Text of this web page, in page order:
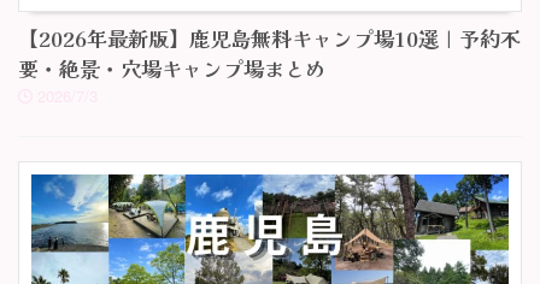
【2026年最新版】鹿児島無料キャンプ場10選｜予約不
要・絶景・穴場キャンプ場まとめ